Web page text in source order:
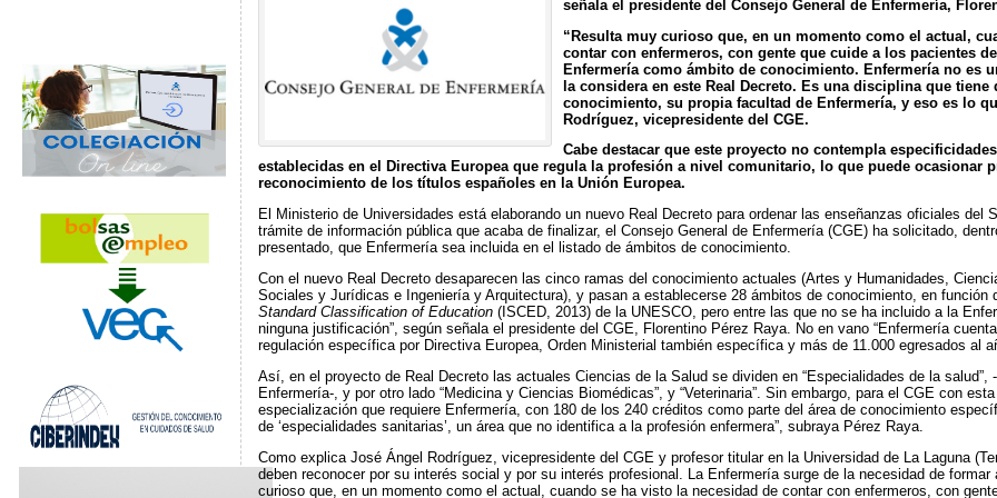
señala el presidente del Consejo General de Enfermería,
“Resulta muy curioso que, en un momento como el actual,
contar con enfermeros, con gente que cuide a los pacientes
Enfermería como ámbito de conocimiento. Enfermería no es
la considera en este Real Decreto. Es una disciplina que tiene
conocimiento, su propia facultad de Enfermería, y eso es lo
Rodríguez, vicepresidente del CGE.
Cabe destacar que este proyecto no contempla
establecidas en el Directiva Europea que regula la profesión a nivel comunitario, lo que puede ocasionar
reconocimiento de los títulos españoles en la Unión Europea.
El Ministerio de Universidades está elaborando un nuevo Real Decreto para ordenar las enseñanzas oficiales del
trámite de información pública que acaba de finalizar, el Consejo General de Enfermería (CGE) ha solicitado,
presentado, que Enfermería sea incluida en el listado de ámbitos de conocimiento.
Con el nuevo Real Decreto desaparecen las cinco ramas del conocimiento actuales (Artes y Humanidades,
Sociales y Jurídicas e Ingeniería y Arquitectura), y pasan a establecerse 28 ámbitos de conocimiento, en función
Standard Classification of Education(ISCED, 2013) de la UNESCO, pero entre las que no se ha incluido a la
ninguna justificación”, según señala el presidente del CGE, Florentino Pérez Raya. No en vano “Enfermería
regulación específica por Directiva Europea, Orden Ministerial también específica y más de 11.000 egresados al
Así, en el proyecto de Real Decreto las actuales Ciencias de la Salud se dividen en “Especialidades de la salud”,
Enfermería-, y por otro lado “Medicina y Ciencias Biomédicas”, y “Veterinaria”. Sin embargo, para el CGE con
especialización que requiere Enfermería, con 180 de los 240 créditos como parte del área de conocimiento
de ‘especialidades sanitarias’, un área que no identifica a la profesión enfermera”, subraya Pérez Raya.
Como explica José Ángel Rodríguez, vicepresidente del CGE y profesor titular en la Universidad de La Laguna
deben reconocer por su interés social y por su interés profesional. La Enfermería surge de la necesidad de
curioso que, en un momento como el actual, cuando se ha visto la necesidad de contar con enfermeros, con